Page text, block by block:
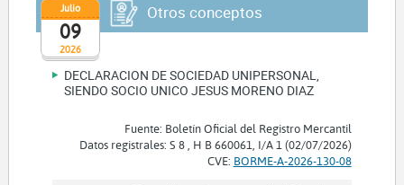
2026
Julio
09
Otros conceptos
DECLARACION DE SOCIEDAD UNIPERSONAL,
SIENDO SOCIO UNICO JESUS MORENO DIAZ
Fuente: Boletín Oficial del Registro Mercantil
Datos registrales: S 8 , H B 660061, I/A 1 (02/07/2026)
CVE: BORME-A-2026-130-08